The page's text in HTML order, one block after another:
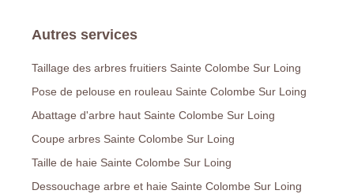
Autres services
Taillage des arbres fruitiers Sainte Colombe Sur Loing
Pose de pelouse en rouleau Sainte Colombe Sur Loing
Abattage d'arbre haut Sainte Colombe Sur Loing
Coupe arbres Sainte Colombe Sur Loing
Taille de haie Sainte Colombe Sur Loing
Dessouchage arbre et haie Sainte Colombe Sur Loing